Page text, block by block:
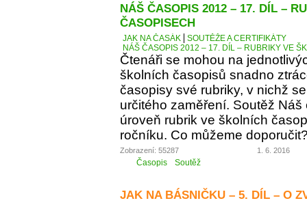
NÁŠ ČASOPIS 2012 – 17. DÍL –
ČASOPISECH
JAK NA ČASÁK
SOUTĚŽE A CERTIFIKÁTY
NÁŠ ČASOPIS 2012 – 17. DÍL – RUBRIKY VE
Čtenáři se mohou na
školních časopisů snadno
časopisy své rubriky, v nichž
určitého zaměření. Soutěž
úroveň rubrik ve školních
ročníku. Co můžeme
Zobrazení: 55287 1. 6. 2016
Časopis Soutěž
JAK NA BÁSNIČKU – 5. DÍL – O